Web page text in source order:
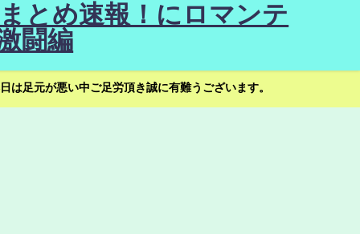
とめ速報！にロマンテ
闘編
足元が悪い中ご足労頂き誠に有難うございます。